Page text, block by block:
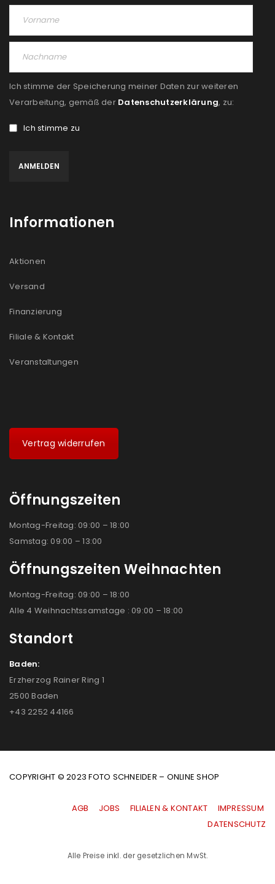
Ich stimme der Speicherung meiner Daten zur weiteren
Verarbeitung, gemäß der Datenschutzerklärung, zu:
Ich stimme zu
Informationen
Aktionen
Versand
Finanzierung
Filiale & Kontakt
Veranstaltungen
Vertrag widerrufen
Öffnungszeiten
Montag-Freitag: 09:00 – 18:00
Samstag: 09:00 – 13:00
Öffnungszeiten Weihnachten
Montag-Freitag: 09:00 – 18:00
Alle 4 Weihnachtssamstage : 09:00 – 18:00
Standort
Baden:
Erzherzog Rainer Ring 1
2500 Baden
+43 2252 44166
COPYRIGHT © 2023 FOTO SCHNEIDER – ONLINE SHOP
AGB JOBS FILIALEN & KONTAKT
IMPRESSUM
|DATENSCHUTZ
Alle Preise inkl. der gesetzlichen MwSt.